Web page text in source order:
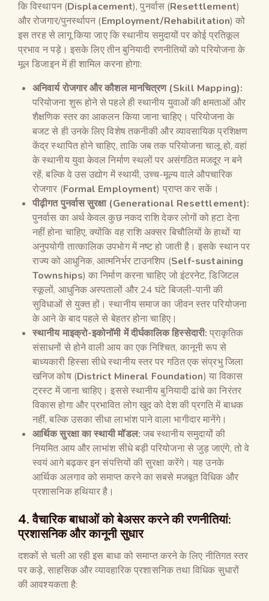
कि विस्थापन (Displacement), पुनर्वास (Resettlement)
और रोजगार/पुनर्स्थापन (Employment/Rehabilitation) को
इस तरह से लागू किया जाए कि स्थानीय समुदायों पर कोई प्रतिकूल
प्रभाव न पड़े। इसके लिए तीन बुनियादी रणनीतियों को परियोजना के
मूल डिजाइन में ही शामिल करना होगा:
अनिवार्य रोजगार और कौशल मानचित्रण (Skill Mapping):
परियोजना शुरू होने से पहले ही स्थानीय युवाओं की क्षमताओं और
शैक्षणिक स्तर का आकलन किया जाना चाहिए। परियोजना के
बजट से ही उनके लिए विशेष तकनीकी और व्यावसायिक प्रशिक्षण
केंद्र स्थापित होने चाहिए, ताकि जब तक परियोजना चालू हो, वहां
के स्थानीय युवा केवल निर्माण स्थलों पर असंगठित मजदूर न बने
रहें, बल्कि वे उस उद्योग में स्थायी, उच्च-मूल्य वाले औपचारिक
रोजगार (Formal Employment) प्राप्त कर सकें।
पीढ़ीगत पुनर्वास सुरक्षा (Generational Resettlement):
पुनर्वास का अर्थ केवल कुछ नकद राशि देकर लोगों को हटा देना
नहीं होना चाहिए, क्योंकि वह राशि अक्सर बिचौलियों के हाथों या
अनुपयोगी तात्कालिक उपभोग में नष्ट हो जाती है। इसके स्थान पर
राज्य को आधुनिक, आत्मनिर्भर टाउनशिप (Self-sustaining
Townships) का निर्माण करना चाहिए जो इंटरनेट, डिजिटल
स्कूलों, आधुनिक अस्पतालों और 24 घंटे बिजली-पानी की
सुविधाओं से युक्त हों। स्थानीय समाज का जीवन स्तर परियोजना
के आने के बाद पहले से बेहतर होना चाहिए।
स्थानीय माइक्रो-इकोनॉमी में दीर्घकालिक हिस्सेदारी: प्राकृतिक
संसाधनों से होने वाली आय का एक निश्चित, कानूनी रूप से
बाध्यकारी हिस्सा सीधे स्थानीय स्तर पर गठित एक संप्रभु जिला
खनिज कोष (District Mineral Foundation) या विकास
ट्रस्ट में जाना चाहिए। इससे स्थानीय बुनियादी ढांचे का निरंतर
विकास होगा और प्रभावित लोग खुद को देश की प्रगति में बाधक
नहीं, बल्कि उसका सीधा लाभांश पाने वाला भागीदार मानेंगे।
आर्थिक सुरक्षा का स्थायी मॉडल: जब स्थानीय समुदायों की
नियमित आय और लाभांश सीधे बड़ी परियोजना से जुड़ जाएंगे, तो वे
स्वयं आगे बढ़कर इन संपत्तियों की सुरक्षा करेंगे। यह उनके
आर्थिक अलगाव को समाप्त करने का सबसे मजबूत विधिक और
प्रशासनिक हथियार है।
4. वैचारिक बाधाओं को बेअसर करने की रणनीतियां:
प्रशासनिक और कानूनी सुधार
दशकों से चली आ रही इस बाधा को समाप्त करने के लिए नीतिगत स्तर
पर कड़े, साहसिक और व्यावहारिक प्रशासनिक तथा विधिक सुधारों
की आवश्यकता है: